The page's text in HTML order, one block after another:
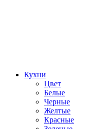
Кухни
Цвет
Белые
Черные
Желтые
Красные